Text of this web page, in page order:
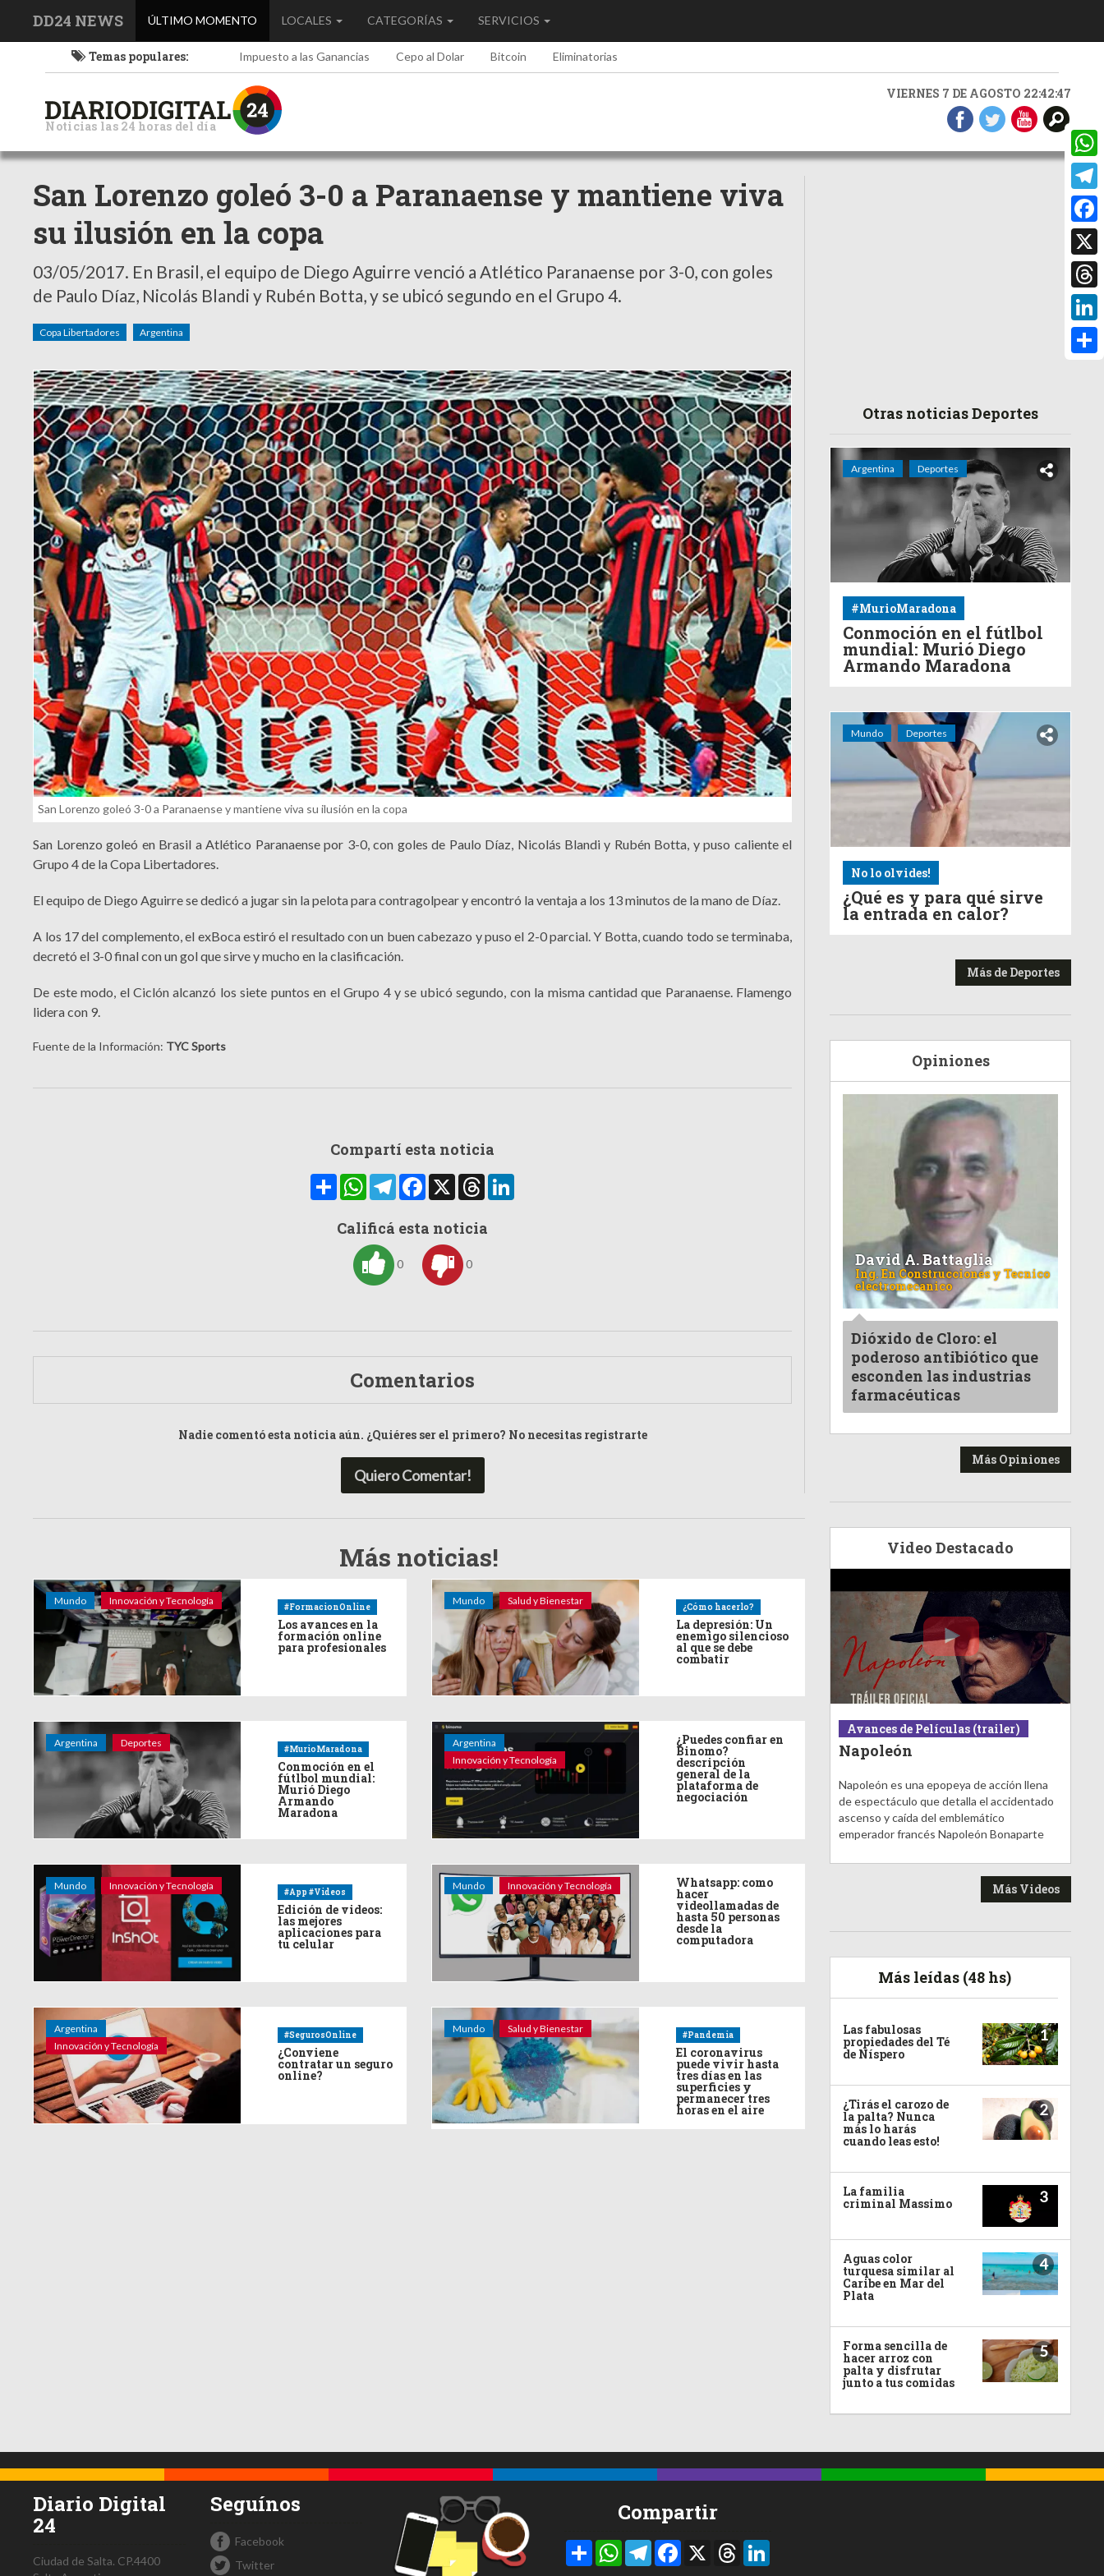
DD24 NEWS ÚLTIMO MOMENTO (current)LOCALES CATEGORÍAS SERVICIOS
Temas populares: Impuesto a las Ganancias Cepo al Dolar Bitcoin Eliminatorias
Noticias las 24 horas del día
VIERNES 7 DE AGOSTO 22:42:48
San Lorenzo goleó 3-0 a Paranaense y mantiene viva
su ilusión en la copa
03/05/2017. En Brasil, el equipo de Diego Aguirre venció a Atlético Paranaense por 3-0, con goles
de Paulo Díaz, Nicolás Blandi y Rubén Botta, y se ubicó segundo en el Grupo 4.
Copa Libertadores Argentina
San Lorenzo goleó 3-0 a Paranaense y mantiene viva su ilusión en la copa
San Lorenzo goleó en Brasil a Atlético Paranaense por 3-0, con goles de Paulo Díaz, Nicolás Blandi y Rubén Botta, y puso caliente el
Grupo 4 de la Copa Libertadores.
El equipo de Diego Aguirre se dedicó a jugar sin la pelota para contragolpear y encontró la ventaja a los 13 minutos de la mano de Díaz.
A los 17 del complemento, el exBoca estiró el resultado con un buen cabezazo y puso el 2-0 parcial. Y Botta, cuando todo se terminaba,
decretó el 3-0 final con un gol que sirve y mucho en la clasificación.
De este modo, el Ciclón alcanzó los siete puntos en el Grupo 4 y se ubicó segundo, con la misma cantidad que Paranaense. Flamengo
lidera con 9.
Fuente de la Información: TYC Sports
Compartí esta noticia
CompartirWhatsAppTelegramFacebook
X Threads
Calificá esta noticia
0 0
Comentarios
Nadie comentó esta noticia aún. ¿Quiéres ser el primero? No necesitas registrarte
Quiero Comentar!
Más noticias!
Mundo Innovación y Tecnología
#FormacionOnline
Los avances en la
formación online
para profesionales
Mundo Salud y Bienestar
¿Cómo hacerlo?
La depresión: Un
enemigo silencioso
al que se debe
combatir
Argentina Deportes
#MurioMaradona
Conmoción en el
fútlbol mundial:
Murió Diego
Armando
Maradona
Argentina
Innovación y Tecnología
¿Puedes confiar en
Binomo?
descripción
general de la
plataforma de
negociación
Mundo Innovación y Tecnología
#App #Videos
Edición de videos:
las mejores
aplicaciones para
tu celular
Mundo Innovación y Tecnología Whatsapp: como
hacer
videollamadas de
hasta 50 personas
desde la
computadora
Argentina
Innovación y Tecnología
#SegurosOnline
¿Conviene
contratar un seguro
online?
Mundo Salud y Bienestar
#Pandemia
El coronavirus
puede vivir hasta
tres días en las
superficies y
permanecer tres
horas en el aire
Otras noticias Deportes
Argentina Deportes
#MurioMaradona
Conmoción en el fútlbol
mundial: Murió Diego
Armando Maradona
Mundo Deportes
No lo olvides!
¿Qué es y para qué sirve
la entrada en calor?
Más de Deportes
Opiniones
David A. Battaglia
Ing. En Construcciones y Tecnico
electromecanico
Dióxido de Cloro: el
poderoso antibiótico que
esconden las industrias
farmacéuticas
Más Opiniones
Video Destacado
Avances de Películas (trailer)
Napoleón
Napoleón es una epopeya de acción llena
de espectáculo que detalla el accidentado
ascenso y caída del emblemático
emperador francés Napoleón Bonaparte
Más Videos
Más leídas (48 hs)
Las fabulosas
propiedades del Té
de Níspero
1
¿Tirás el carozo de
la palta? Nunca
más lo harás
cuando leas esto!
2
La familia
criminal Massimo 3
Aguas color
turquesa similar al
Caribe en Mar del
Plata
4
Forma sencilla de
hacer arroz con
palta y disfrutar
junto a tus comidas
5
Diario Digital
24
Ciudad de Salta. CP.4400
Seguínos
Facebook
Twitter
Compartir
CompartirWhatsAppTelegramFacebook Threads
X